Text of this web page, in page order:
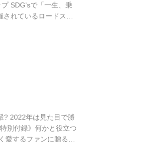
SDG'sで「一生、乗
れているロードスタ
? 2022年は見た目で勝
別付録》何かと役立つ
愛するファンに贈る、